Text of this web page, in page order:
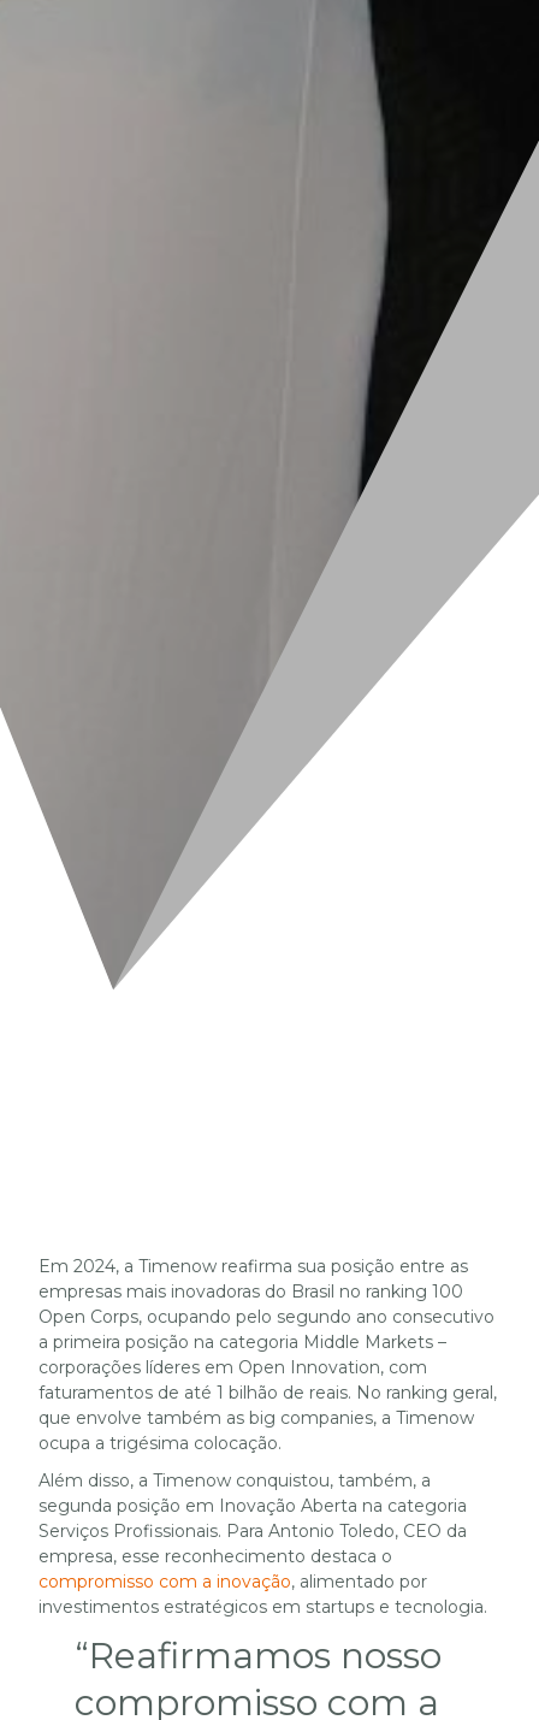
Em 2024, a Timenow reafirma sua posição entre as
empresas mais inovadoras do Brasil no ranking 100
Open Corps, ocupando pelo segundo ano consecutivo
a primeira posição na categoria Middle Markets –
corporações líderes em Open Innovation, com
faturamentos de até 1 bilhão de reais. No ranking geral,
que envolve também as big companies, a Timenow
ocupa a trigésima colocação.
Além disso, a Timenow conquistou, também, a
segunda posição em Inovação Aberta na categoria
Serviços Profissionais. Para Antonio Toledo, CEO da
empresa, esse reconhecimento destaca o
compromisso com a inovação, alimentado por
investimentos estratégicos em startups e tecnologia.
“Reafirmamos nosso
compromisso com a